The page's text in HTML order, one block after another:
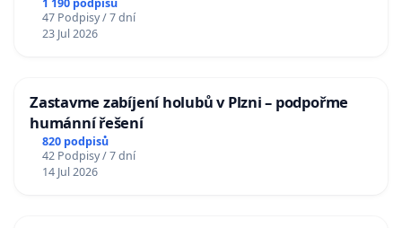
47 Podpisy / 7 dní
23 Jul 2026
Zastavme zabíjení holubů v Plzni – podpořme
humánní řešení
820 podpisů
42 Podpisy / 7 dní
14 Jul 2026